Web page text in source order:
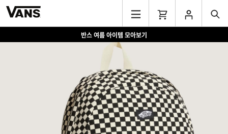
반스 여름 아이템 모아보기